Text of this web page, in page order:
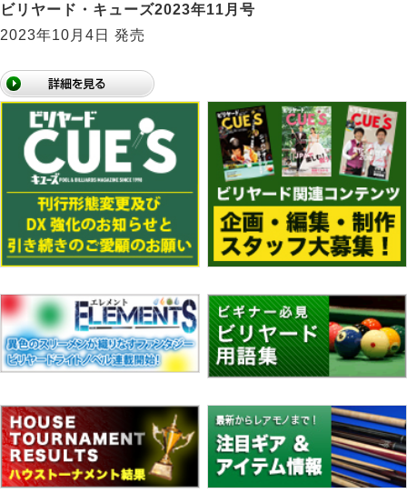
ビリヤード・キューズ2023年11月号
2023年10月4日 発売